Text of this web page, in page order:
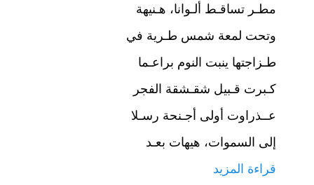
مطـر تساقـط ألـوانا، هـنيهة
وتحت لمعة شمس طـرية في
طـزاجتها ينبت النوم براعـما
كـبرت قـبيل شقـشقة الفجر
عــذراوت أولى أجـنحة رسـلا
إلى السموات، هيهات بعـد
قراءة المزيد